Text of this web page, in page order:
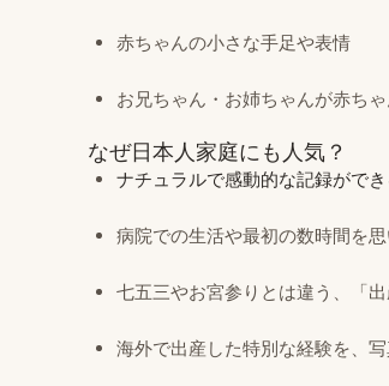
赤ちゃんの小さな手足や表情
お兄ちゃん・お姉ちゃんが赤ち
なぜ日本人家庭にも人気？
ナチュラルで感動的な記録ができ
病院での生活や最初の数時間を
七五三やお宮参りとは違う、「
海外で出産した特別な経験を、